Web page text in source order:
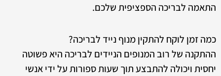
התאמה לבריכה הספציפית שלכם.
כמה זמן לוקח להתקין מנוף נייד לבריכה?
ההתקנה של רוב המנופים הניידים לבריכה היא פשוטה
יחסית ויכולה להתבצע תוך שעות ספורות על ידי אנשי